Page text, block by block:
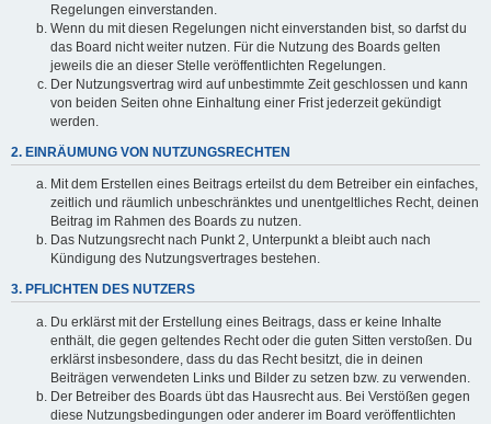
Regelungen einverstanden.
Wenn du mit diesen Regelungen nicht einverstanden bist, so darfst du
das Board nicht weiter nutzen. Für die Nutzung des Boards gelten
jeweils die an dieser Stelle veröffentlichten Regelungen.
Der Nutzungsvertrag wird auf unbestimmte Zeit geschlossen und kann
von beiden Seiten ohne Einhaltung einer Frist jederzeit gekündigt
werden.
2. EINRÄUMUNG VON NUTZUNGSRECHTEN
Mit dem Erstellen eines Beitrags erteilst du dem Betreiber ein einfaches,
zeitlich und räumlich unbeschränktes und unentgeltliches Recht, deinen
Beitrag im Rahmen des Boards zu nutzen.
Das Nutzungsrecht nach Punkt 2, Unterpunkt a bleibt auch nach
Kündigung des Nutzungsvertrages bestehen.
3. PFLICHTEN DES NUTZERS
Du erklärst mit der Erstellung eines Beitrags, dass er keine Inhalte
enthält, die gegen geltendes Recht oder die guten Sitten verstoßen. Du
erklärst insbesondere, dass du das Recht besitzt, die in deinen
Beiträgen verwendeten Links und Bilder zu setzen bzw. zu verwenden.
Der Betreiber des Boards übt das Hausrecht aus. Bei Verstößen gegen
diese Nutzungsbedingungen oder anderer im Board veröffentlichten